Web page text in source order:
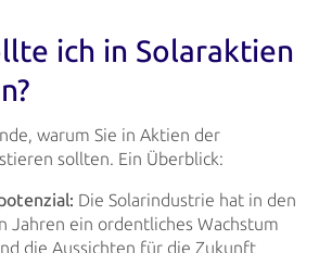
ich in Solaraktien
warum Sie in Aktien der
sollten. Ein Überblick:
Die Solarindustrie hat in den
Jahren ein ordentliches Wachstum
die Aussichten für die Zukunft